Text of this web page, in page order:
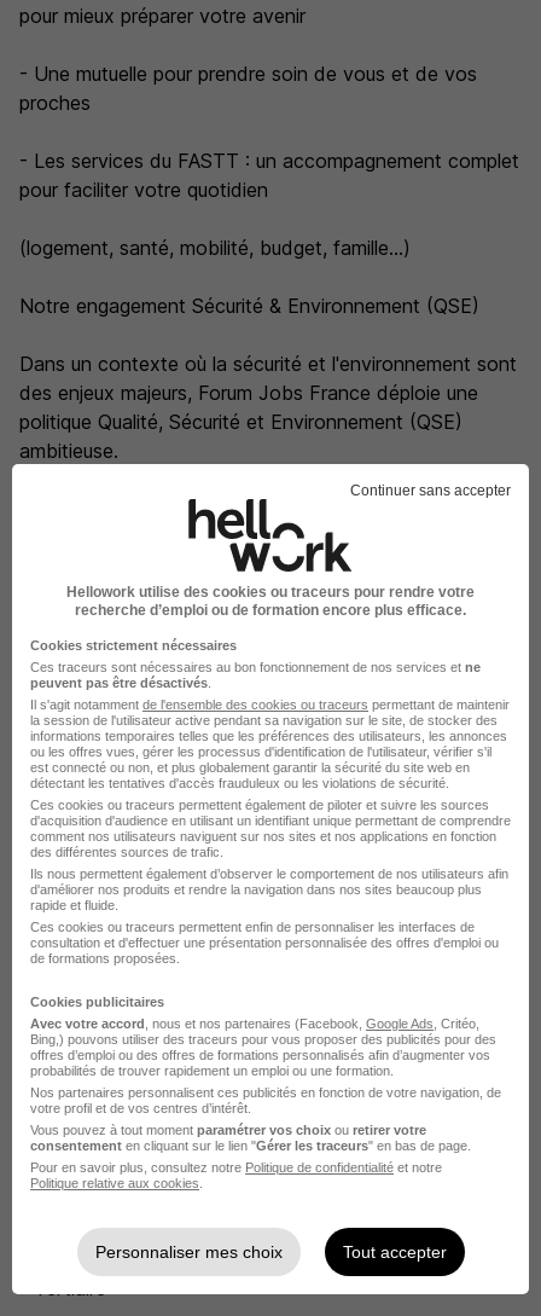
pour mieux préparer votre avenir
- Une mutuelle pour prendre soin de vous et de vos
proches
- Les services du FASTT : un accompagnement complet
pour faciliter votre quotidien
(logement, santé, mobilité, budget, famille...)
Notre engagement Sécurité & Environnement (QSE)
Dans un contexte où la sécurité et l'environnement sont
des enjeux majeurs, Forum Jobs France déploie une
politique Qualité, Sécurité et Environnement (QSE)
ambitieuse.
Notre objectif est clair : tendre vers le zéro accident, en
développant une véritable culture de la prévention à
tous les niveaux de l'organisation et dans chaque geste
du quotidien.
Une entreprise responsable et inclusive
Engagés dans une démarche RSE, nous accordons une
attention particulière à l' inclusion, au bien-être au travail
et à des pratiques responsables,.
Rejoignez Forum Jobs France et bénéficiez de tous ces
avantages !
Ref: u6rnzhm3zo
L'entreprise
Forum Jobs, un leader du secteur du Travail Temporaire
en France et en Belgique depuis 1997. Forum Jobs est
actif dans divers secteurs en France :
- Transport
- Industrie : agroalimentaire, métallurgie, plasturgie...
- Tertiaire
Continuer sans accepter
Hellowork utilise des cookies ou traceurs pour rendre votre
recherche d’emploi ou de formation encore plus efficace.
Cookies strictement nécessaires
Ces traceurs sont nécessaires au bon fonctionnement de nos services et ne
peuvent pas être désactivés
Il s'agit notamment de l'ensemble des cookies ou traceurs permettant de maintenir
la session de l'utilisateur active pendant sa navigation sur le site, de stocker des
informations temporaires telles que les préférences des utilisateurs, les annonces
ou les offres vues, gérer les processus d'identification de l'utilisateur, vérifier s'il
est connecté ou non, et plus globalement garantir la sécurité du site web en
détectant les tentatives d'accès frauduleux ou les violations de sécurité.
Ces cookies ou traceurs permettent également de piloter et suivre les sources
d'acquisition d'audience en utilisant un identifiant unique permettant de comprendre
comment nos utilisateurs naviguent sur nos sites et nos applications en fonction
des différentes sources de trafic.
Ils nous permettent également d’observer le comportement de nos utilisateurs afin
d'améliorer nos produits et rendre la navigation dans nos sites beaucoup plus
rapide et fluide.
Ces cookies ou traceurs permettent enfin de personnaliser les interfaces de
consultation et d'effectuer une présentation personnalisée des offres d'emploi ou
de formations proposées.
Cookies publicitaires
Avec votre accord , nous et nos partenaires (Facebook, Google Ads , Critéo,
Bing,) pouvons utiliser des traceurs pour vous proposer des publicités pour des
offres d’emploi ou des offres de formations personnalisés afin d’augmenter vos
probabilités de trouver rapidement un emploi ou une formation.
Nos partenaires personnalisent ces publicités en fonction de votre navigation, de
votre profil et de vos centres d’intérêt.
Vous pouvez à tout moment paramétrer vos choix ou retirer votre
consentement en cliquant sur le lien "Gérer les traceurs" en bas de page.
Pour en savoir plus, consultez notre Politique de confidentialité et notre
Politique relative aux cookies
Personnaliser mes choix Tout accepter